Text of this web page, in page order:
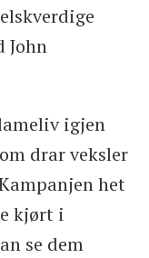
John
igjen
drar veksler
het
kjørt i
se dem